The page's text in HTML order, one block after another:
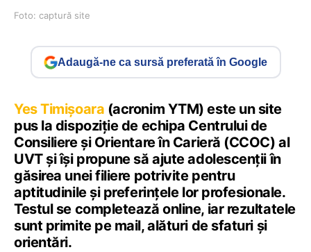
Foto: captură site
Adaugă-ne ca sursă preferată în Google
Yes Timișoara (acronim YTM) este un site
pus la dispoziție de echipa Centrului de
Consiliere și Orientare în Carieră (CCOC) al
UVT și își propune să ajute adolescenții în
găsirea unei filiere potrivite pentru
aptitudinile și preferințele lor profesionale.
Testul se completează online, iar rezultatele
sunt primite pe mail, alături de sfaturi și
orientări.